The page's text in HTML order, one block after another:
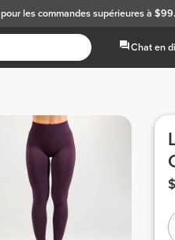
pour les commandes supérieures à
Chat en